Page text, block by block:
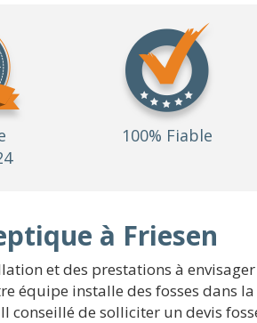
100% Fiable
à Friesen
et des prestations à envisager
équipe installe des fosses dans
de solliciter un devis